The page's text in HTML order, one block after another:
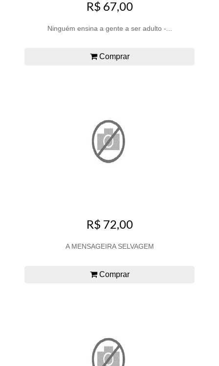
R$ 67,00
Ninguém ensina a gente a ser adulto -...
Comprar
R$ 72,00
A MENSAGEIRA SELVAGEM
Comprar